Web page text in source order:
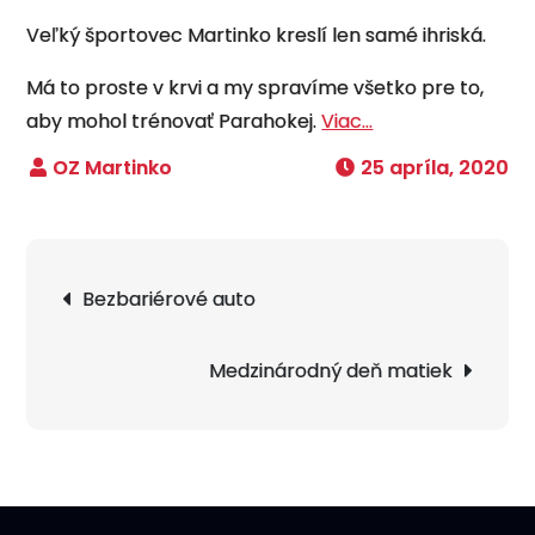
Veľký športovec Martinko kreslí len samé ihriská.
Má to proste v krvi a my spravíme všetko pre to,
aby mohol trénovať Parahokej.Viac…
25 apríla, 2020
Navigácia
v Bezbariérové auto
Medzinárodný deň matiek